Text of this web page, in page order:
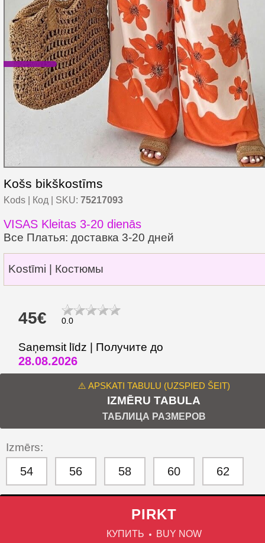
Košs bikškostīms
Kods | Код | SKU: 75217093
VISAS Kleitas 3-20 dienās
Все Платья: доставка 3-20 дней
Kostīmi | Костюмы
45€ 0.0
Saņemsit līdz | Получите до
28.08.2026
⚠️ APSKATI TABULU (UZSPIED ŠEIT)
IZMĒRU TABULA
ТАБЛИЦА РАЗМЕРОВ
Izmērs:
54 56 58 60 62
PIRKT
КУПИТЬ BUY NOW